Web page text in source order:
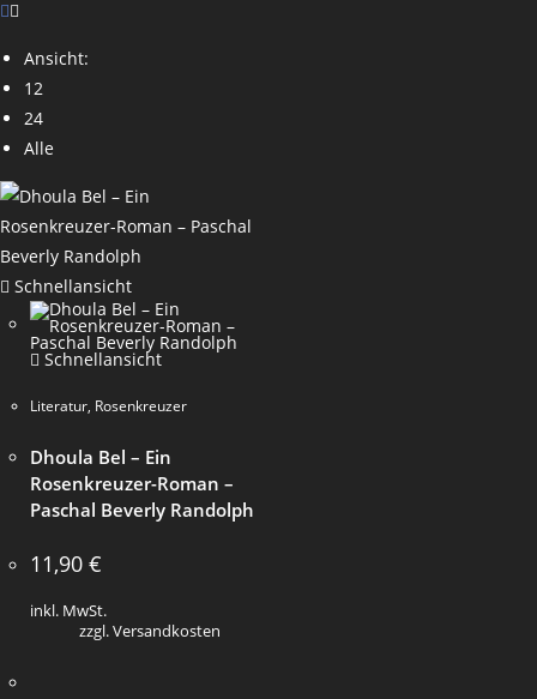
Ansicht:
12
24
Alle
Schnellansicht
Schnellansicht
Literatur, Rosenkreuzer
Dhoula Bel – Ein
Rosenkreuzer-Roman –
Paschal Beverly Randolph
11,90 €
inkl. MwSt.
zzgl. Versandkosten